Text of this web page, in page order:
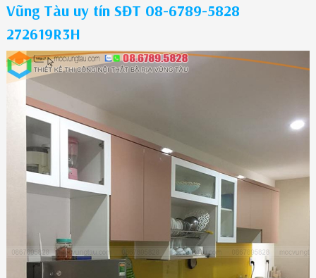
Vũng Tàu uy tín SĐT 08-6789-5828
272619R3H